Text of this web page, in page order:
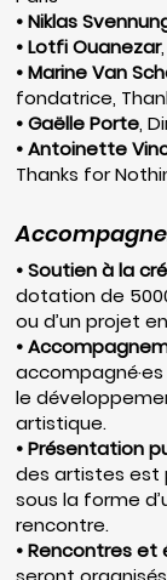
• Niklas
• Lotfi Ouanezar
• Marine Van
fondatrice,
•Gaëlle Porte,
• Antoinette
Thanks for
• Soutien à la
dotation de
ou d’un projet
•
le
artistique.
• Présentation
des artistes est
sous la forme
rencontre.
• Rencontres